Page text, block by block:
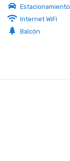
Estacionamiento
Internet WiFi
Balcón